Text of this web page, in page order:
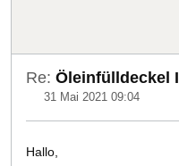
Re: Öleinfülldeckel
31 Mai 2021 09:04
Hallo,